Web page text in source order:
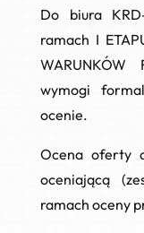
Do biura
ramach I
WARUNKÓW
wymogi
ocenie.
Ocena oferty
oceniającą
ramach oceny